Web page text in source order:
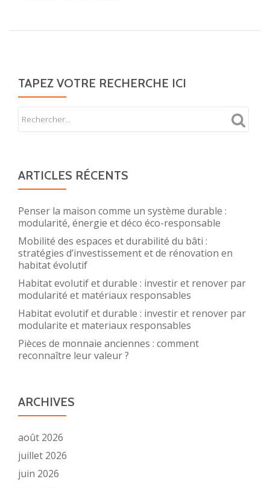
TAPEZ VOTRE RECHERCHE ICI
ARTICLES RÉCENTS
Penser la maison comme un système durable :
modularité, énergie et déco éco-responsable
Mobilité des espaces et durabilité du bâti :
stratégies d’investissement et de rénovation en
habitat évolutif
Habitat evolutif et durable : investir et renover par
modularité et matériaux responsables
Habitat evolutif et durable : investir et renover par
modularite et materiaux responsables
Pièces de monnaie anciennes : comment
reconnaître leur valeur ?
ARCHIVES
août 2026
juillet 2026
juin 2026